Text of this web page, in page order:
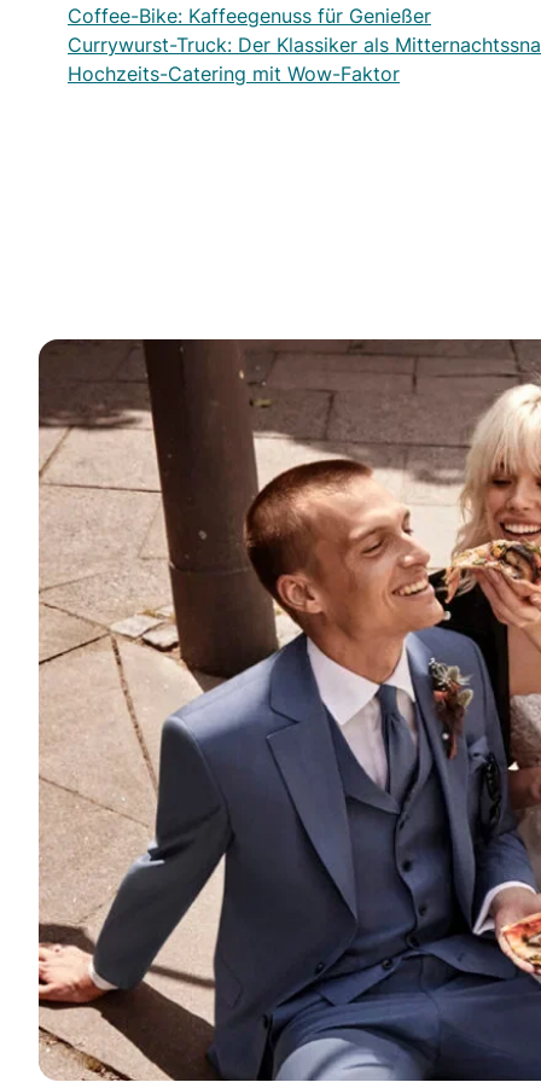
Coffee-Bike: Kaffeegenuss für Genießer
Currywurst-Truck: Der Klassiker als
Hochzeits-Catering mit Wow-Faktor